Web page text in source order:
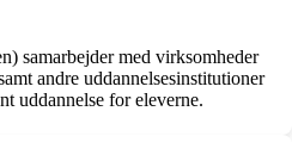
samarbejder med virksomheder
andre uddannelsesinstitutioner
uddannelse for eleverne.